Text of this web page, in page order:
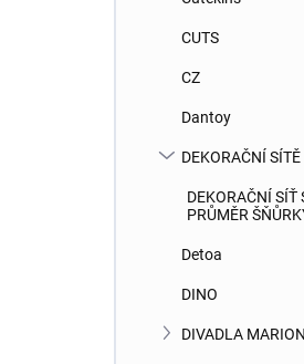
CUTS
CZ
Dantoy
DEKORAČNÍ SÍTĚ
DEKORAČNÍ SÍŤ
PRŮMĚR
Detoa
DINO
DIVADLA